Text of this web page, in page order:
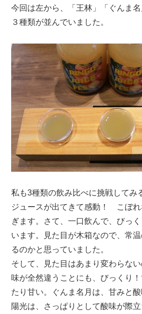
今回は左から、「王林」「ぐんま
３種類が並んでいました。
私も3種類の飲み比べに挑戦してみ
ジュースが出てきて感動！ こぼれ
ぎます。さて、一口飲んで、びっ
います。見た目が木箱なので、常
るのかと思っていました。
そして、見た目はあまり変わらな
味が全然違うことにも、びっくり
たり甘い。ぐんま名月は、甘みと酸
陽光は、さっぱりとして酸味が際